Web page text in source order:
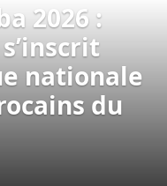
2026 :
nationale
du